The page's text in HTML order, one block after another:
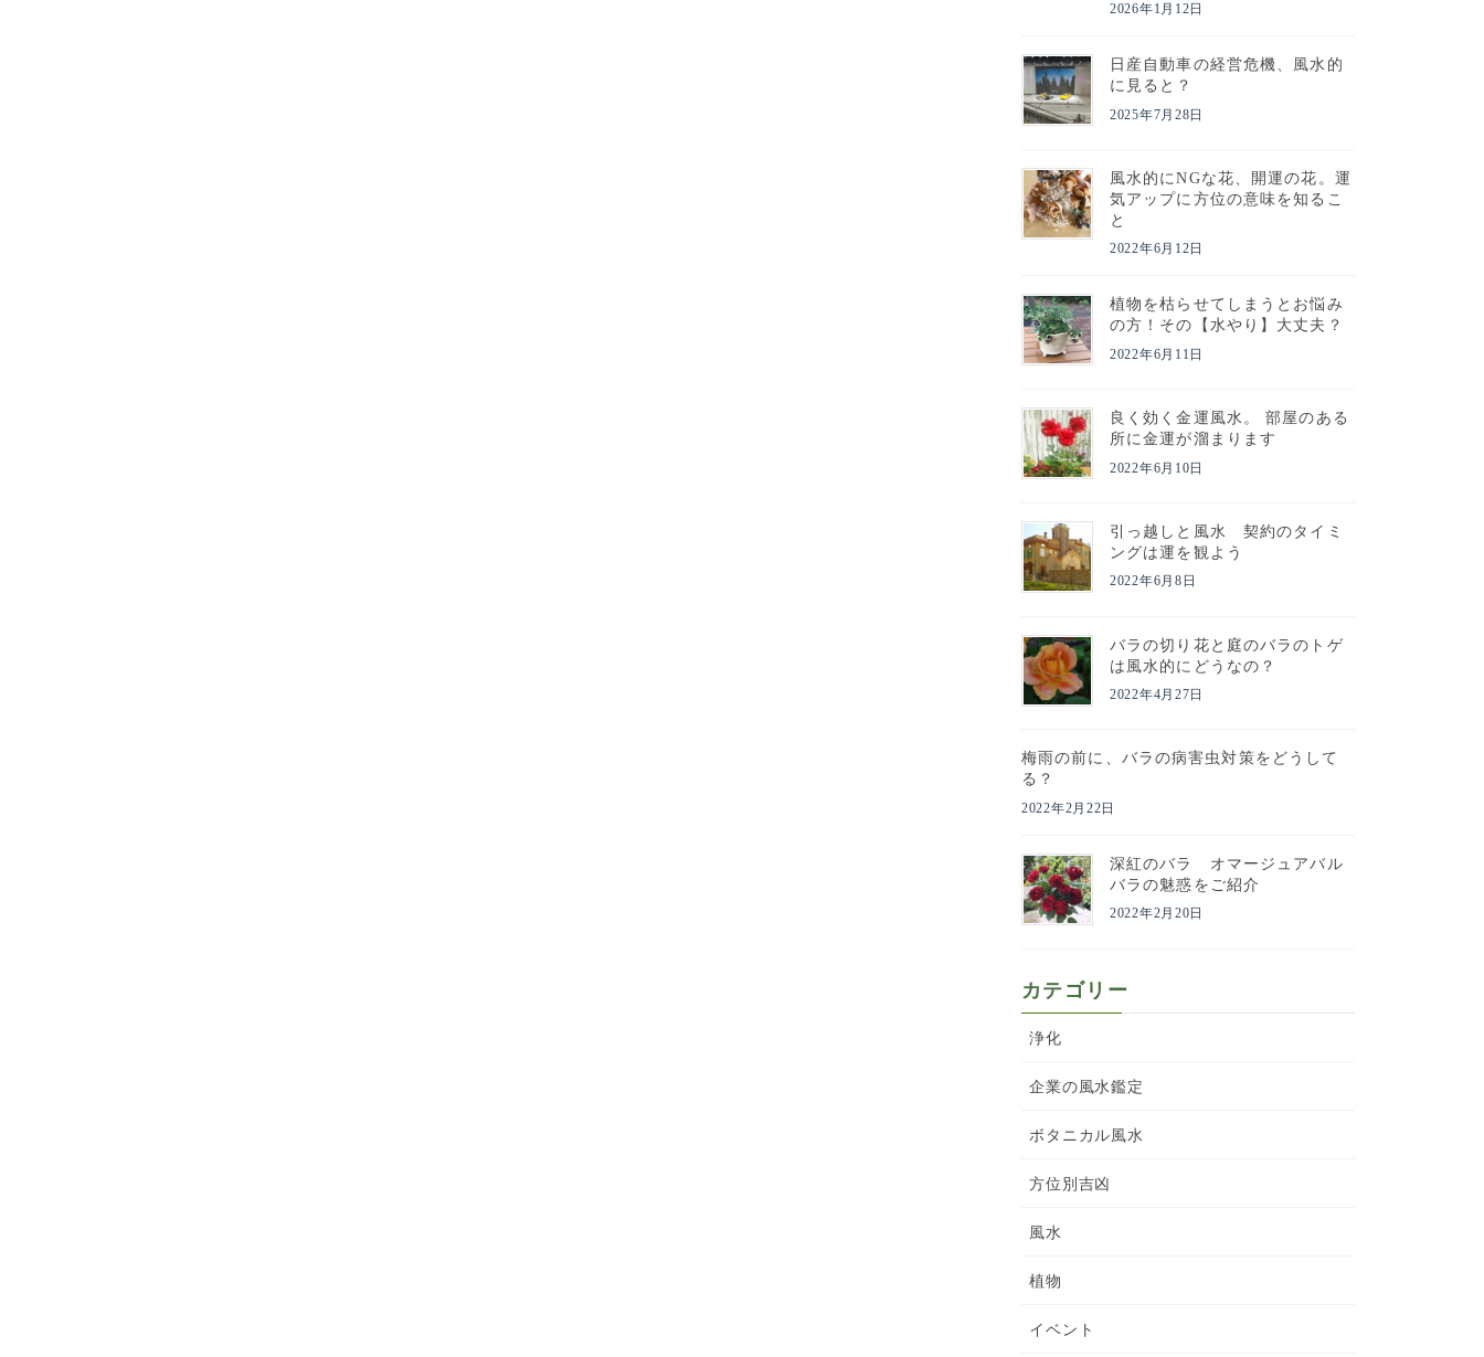
2026年1月12日
日産自動車の経営危機、風水的
に見ると？
2025年7月28日
風水的にNGな花、開運の花。運
気アップに方位の意味を知るこ
と
2022年6月12日
植物を枯らせてしまうとお悩み
の方！その【水やり】大丈夫？
2022年6月11日
良く効く金運風水。 部屋のある
所に金運が溜まります
2022年6月10日
引っ越しと風水 契約のタイミ
ングは運を観よう
2022年6月8日
バラの切り花と庭のバラのトゲ
は風水的にどうなの？
2022年4月27日
梅雨の前に、バラの病害虫対策をどうして
る？
2022年2月22日
深紅のバラ オマージュアバル
バラの魅惑をご紹介
2022年2月20日
カテゴリー
浄化
企業の風水鑑定
ボタニカル風水
方位別吉凶
風水
植物
イベント